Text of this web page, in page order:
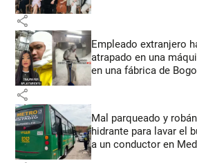
share
Empleado extranjero
atrapado en una
en una fábrica de
share
Mal parqueado y
hidrante para lavar el
a un conductor en